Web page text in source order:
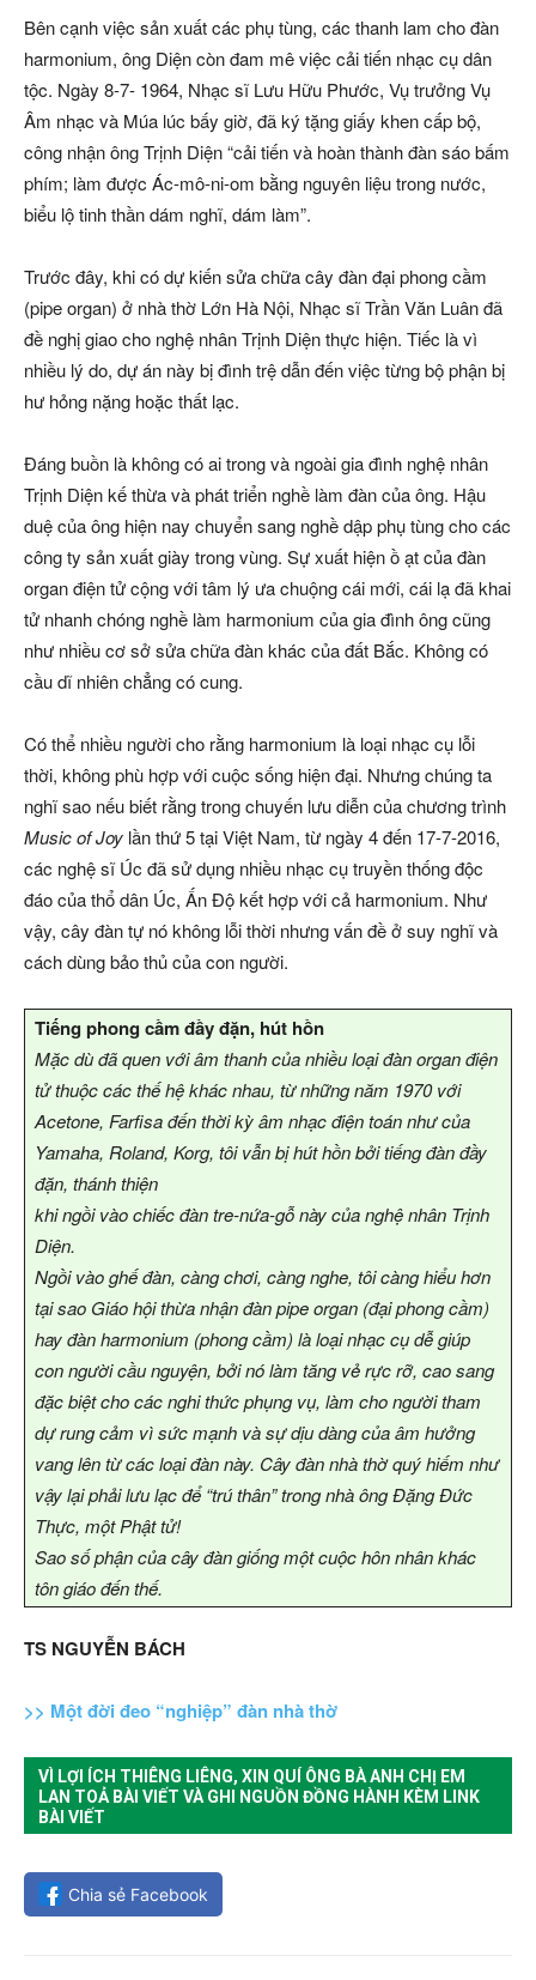
Bên cạnh việc sản xuất các phụ tùng, các thanh lam cho đàn
harmonium, ông Diện còn đam mê việc cải tiến nhạc cụ dân
tộc. Ngày 8-7- 1964, Nhạc sĩ Lưu Hữu Phước, Vụ trưởng Vụ
Âm nhạc và Múa lúc bấy giờ, đã ký tặng giấy khen cấp bộ,
công nhận ông Trịnh Diện “cải tiến và hoàn thành đàn sáo bấm
phím; làm được Ác-mô-ni-om bằng nguyên liệu trong nước,
biểu lộ tinh thần dám nghĩ, dám làm”.
Trước đây, khi có dự kiến sửa chữa cây đàn đại phong cầm
(pipe organ) ở nhà thờ Lớn Hà Nội, Nhạc sĩ Trần Văn Luân đã
đề nghị giao cho nghệ nhân Trịnh Diện thực hiện. Tiếc là vì
nhiều lý do, dự án này bị đình trệ dẫn đến việc từng bộ phận bị
hư hỏng nặng hoặc thất lạc.
Đáng buồn là không có ai trong và ngoài gia đình nghệ nhân
Trịnh Diện kế thừa và phát triển nghề làm đàn của ông. Hậu
duệ của ông hiện nay chuyển sang nghề dập phụ tùng cho các
công ty sản xuất giày trong vùng. Sự xuất hiện ồ ạt của đàn
organ điện tử cộng với tâm lý ưa chuộng cái mới, cái lạ đã khai
tử nhanh chóng nghề làm harmonium của gia đình ông cũng
như nhiều cơ sở sửa chữa đàn khác của đất Bắc. Không có
cầu dĩ nhiên chẳng có cung.
Có thể nhiều người cho rằng harmonium là loại nhạc cụ lỗi
thời, không phù hợp với cuộc sống hiện đại. Nhưng chúng ta
nghĩ sao nếu biết rằng trong chuyến lưu diễn của chương trình
Music of Joy lần thứ 5 tại Việt Nam, từ ngày 4 đến 17-7-2016,
các nghệ sĩ Úc đã sử dụng nhiều nhạc cụ truyền thống độc
đáo của thổ dân Úc, Ấn Độ kết hợp với cả harmonium. Như
vậy, cây đàn tự nó không lỗi thời nhưng vấn đề ở suy nghĩ và
cách dùng bảo thủ của con người.
Tiếng phong cầm đầy đặn, hút hồn
Mặc dù đã quen với âm thanh của nhiều loại đàn organ điện
tử thuộc các thế hệ khác nhau, từ những năm 1970 với
Acetone, Farfisa đến thời kỳ âm nhạc điện toán như của
Yamaha, Roland, Korg, tôi vẫn bị hút hồn bởi tiếng đàn đầy
đặn, thánh thiện
khi ngồi vào chiếc đàn tre-nứa-gỗ này của nghệ nhân Trịnh
Diện.
Ngồi vào ghế đàn, càng chơi, càng nghe, tôi càng hiểu hơn
tại sao Giáo hội thừa nhận đàn pipe organ (đại phong cầm)
hay đàn harmonium (phong cầm) là loại nhạc cụ dễ giúp
con người cầu nguyện, bởi nó làm tăng vẻ rực rỡ, cao sang
đặc biệt cho các nghi thức phụng vụ, làm cho người tham
dự rung cảm vì sức mạnh và sự dịu dàng của âm hưởng
vang lên từ các loại đàn này. Cây đàn nhà thờ quý hiếm như
vậy lại phải lưu lạc để “trú thân” trong nhà ông Đặng Đức
Thực, một Phật tử!
Sao số phận của cây đàn giống một cuộc hôn nhân khác
tôn giáo đến thế.
TS NGUYỄN BÁCH
>> Một đời đeo “nghiệp” đàn nhà thờ
VÌ LỢI ÍCH THIÊNG LIÊNG, XIN QUÍ ÔNG BÀ ANH CHỊ EM
LAN TOẢ BÀI VIẾT VÀ GHI NGUỒN ĐỒNG HÀNH KÈM LINK
BÀI VIẾT
Chia sẻ Facebook